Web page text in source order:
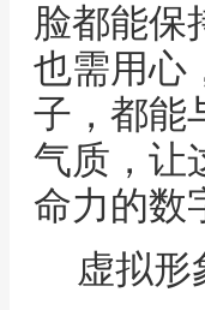
脸都能保
也需用心
子，都能
气质，让
命力的数
虚拟形